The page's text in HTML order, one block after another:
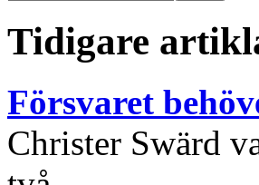
Tidigare
Försvaret
Christer Swärd